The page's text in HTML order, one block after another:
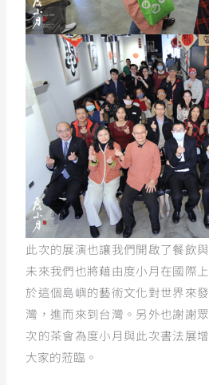
此次的展演也讓我們開啟了餐飲
未來我們也將藉由度小月在國際
於這個島嶼的藝術文化對世界來
灣，進而來到台灣。另外也謝謝
次的茶會為度小月與此次書法展
大家的蒞臨。